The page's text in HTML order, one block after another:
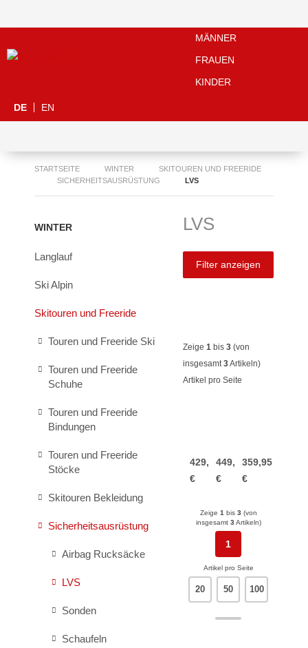
MÄNNER
FRAUEN
KINDER
DE EN
STARTSEITE WINTER
SKITOUREN UND FREERIDE
SICHERHEITSAUSRÜSTUNG
LVS
WINTER
Langlauf
Ski Alpin
Skitouren und Freeride
Touren und Freeride Ski
Touren und Freeride
Schuhe
Touren und Freeride
Bindungen
Touren und Freeride
Stöcke
Skitouren Bekleidung
Sicherheitsausrüstung
Airbag Rucksäcke
LVS
Sonden
Schaufeln
LVS
Filter anzeigen
Zeige 1 bis 3 (von
insgesamt3Artikeln)
Artikel pro Seite
Diract
Voice
429,95
€
Diract
Voice
449,95
€
359,95
€
Zeige 1 bis 3 (von
insgesamt 3 Artikeln)
1
Artikel pro Seite
20 50 100